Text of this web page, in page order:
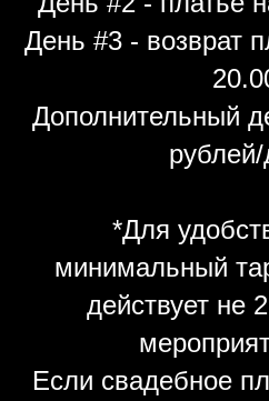
День #3 - возврат
Дополнительный
*Для
минимальный
действует не
Если свадебное